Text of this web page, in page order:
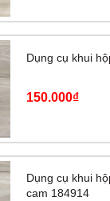
Dụng cụ khui
150.000₫
Dụng cụ khui
cam 184914